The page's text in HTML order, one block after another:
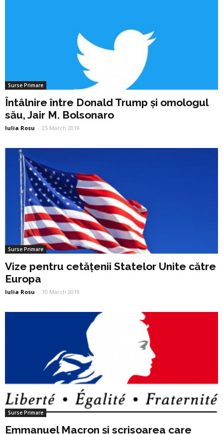
Surse Primare
Întâlnire între Donald Trump și omologul
său, Jair M. Bolsonaro
Iulia Rosu - 25 March 2019
Surse Primare
Vize pentru cetățenii Statelor Unite către
Europa
Iulia Rosu - 10 March 2019
Surse Primare
Emmanuel Macron și scrisoarea care